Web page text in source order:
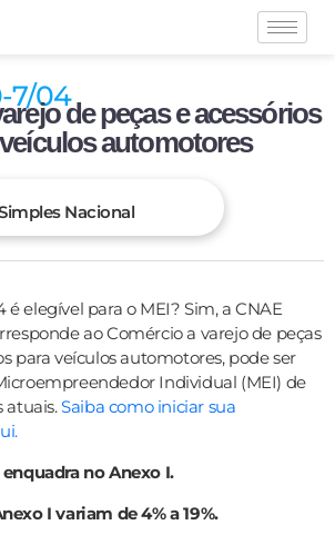
7/04
de peças e acessórios
automotores
Nacional
é elegível para o MEI? Sim, a CNAE
ao Comércio a varejo de peças
para veículos automotores, pode ser
Individual (MEI) de
atuais.Saiba como iniciar sua
no Anexo I.
I variam de 4% a 19%.